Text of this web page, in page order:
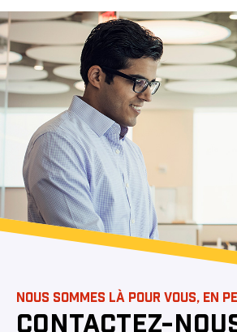
NOUS SOMMES LÀ POUR VOUS, EN
CONTACTEZ-